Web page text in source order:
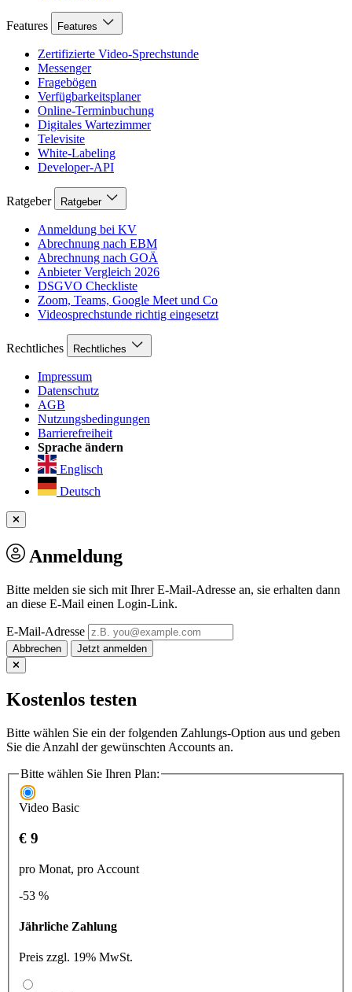
Features Features
Zertifizierte Video-Sprechstunde
Messenger
Fragebögen
Verfügbarkeitsplaner
Online-Terminbuchung
Digitales Wartezimmer
Televisite
White-Labeling
Developer-API
Ratgeber Ratgeber
Anmeldung bei KV
Abrechnung nach EBM
Abrechnung nach GOÄ
Anbieter Vergleich 2026
DSGVO Checkliste
Zoom, Teams, Google Meet und Co
Videosprechstunde richtig eingesetzt
Rechtliches Rechtliches
Impressum
Datenschutz
AGB
Nutzungsbedingungen
Barrierefreiheit
Sprache ändern
Englisch
Deutsch
Anmeldung
Bitte melden sie sich mit Ihrer E-Mail-Adresse an, sie erhalten dann
an diese E-Mail einen Login-Link.
E-Mail-Adresse
Abbrechen
Kostenlos testen
Bitte wählen Sie ein der folgenden Zahlungs-Option aus und geben
Sie die Anzahl der gewünschten Accounts an.
Bitte wählen Sie Ihren Plan:
Video Basic
€ 9
pro Monat, pro Account
-53 %
Jährliche Zahlung
Preis zzgl. 19% MwSt.